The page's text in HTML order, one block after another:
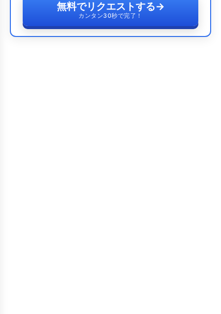
無料でリクエストする→
カンタン30秒で完了！